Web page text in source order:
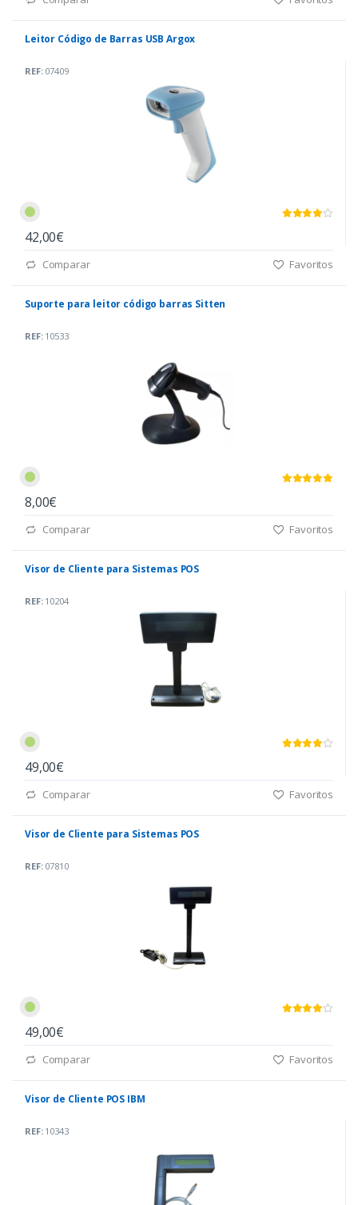
Leitor Código de Barras USB Argox
REF:07409
42,00€
Comparar Favoritos
Suporte para leitor código barras Sitten
REF:10533
8,00€
Comparar Favoritos
Visor de Cliente para Sistemas POS
REF:10204
49,00€
Comparar Favoritos
Visor de Cliente para Sistemas POS
REF:07810
49,00€
Comparar Favoritos
Visor de Cliente POS IBM
REF:10343